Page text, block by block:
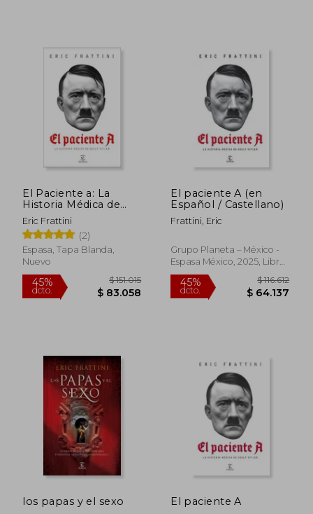
45%
dcto. $ 645.500
45%
dcto. $
El Paciente a: La
Historia Médica de
Adolf Hitler
Eric Frattini
(2)
Espasa, Tapa Blanda,
Nuevo
El paciente A (en
Español / Castellano)
Frattini, Eric
Grupo Planeta – México -
Espasa México, 2025, Libro
De Pasta Blanda
(paperback), Nuevo
los papas y el sexo El paciente A